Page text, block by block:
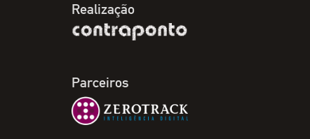
Realização
Parceiros